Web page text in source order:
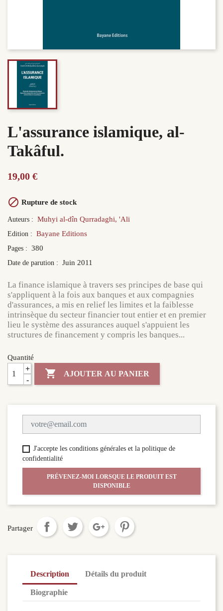
L'assurance islamique, al-
Takâful.
19,00 €
 Rupture de stock
Auteurs : Muhyi al-dîn Qurradaghi, 'Ali
Edition : Bayane Editions
Pages : 380
Date de parution : Juin 2011
La finance islamique à travers ses principes de base qui
s'appliquent à la fois aux banques et aux compagnies
d'assurances, a mis en relief les limites et la faiblesse
intrinsèque du secteur financier tout entier et en premier
lieu le système des assurances auquel s'appuient les
structures de financement y compris les banques...
Quantité
+
 AJOUTER AU PANIER
J'accepte les conditions générales et la politique de
confidentialité
PRÉVENEZ-MOI LORSQUE LE PRODUIT EST
DISPONIBLE
Partager
Description Détails du produit
Biographie